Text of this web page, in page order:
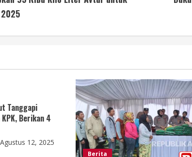
Tanggapi
Berikan 4
Agustus 12, 2025
Berita